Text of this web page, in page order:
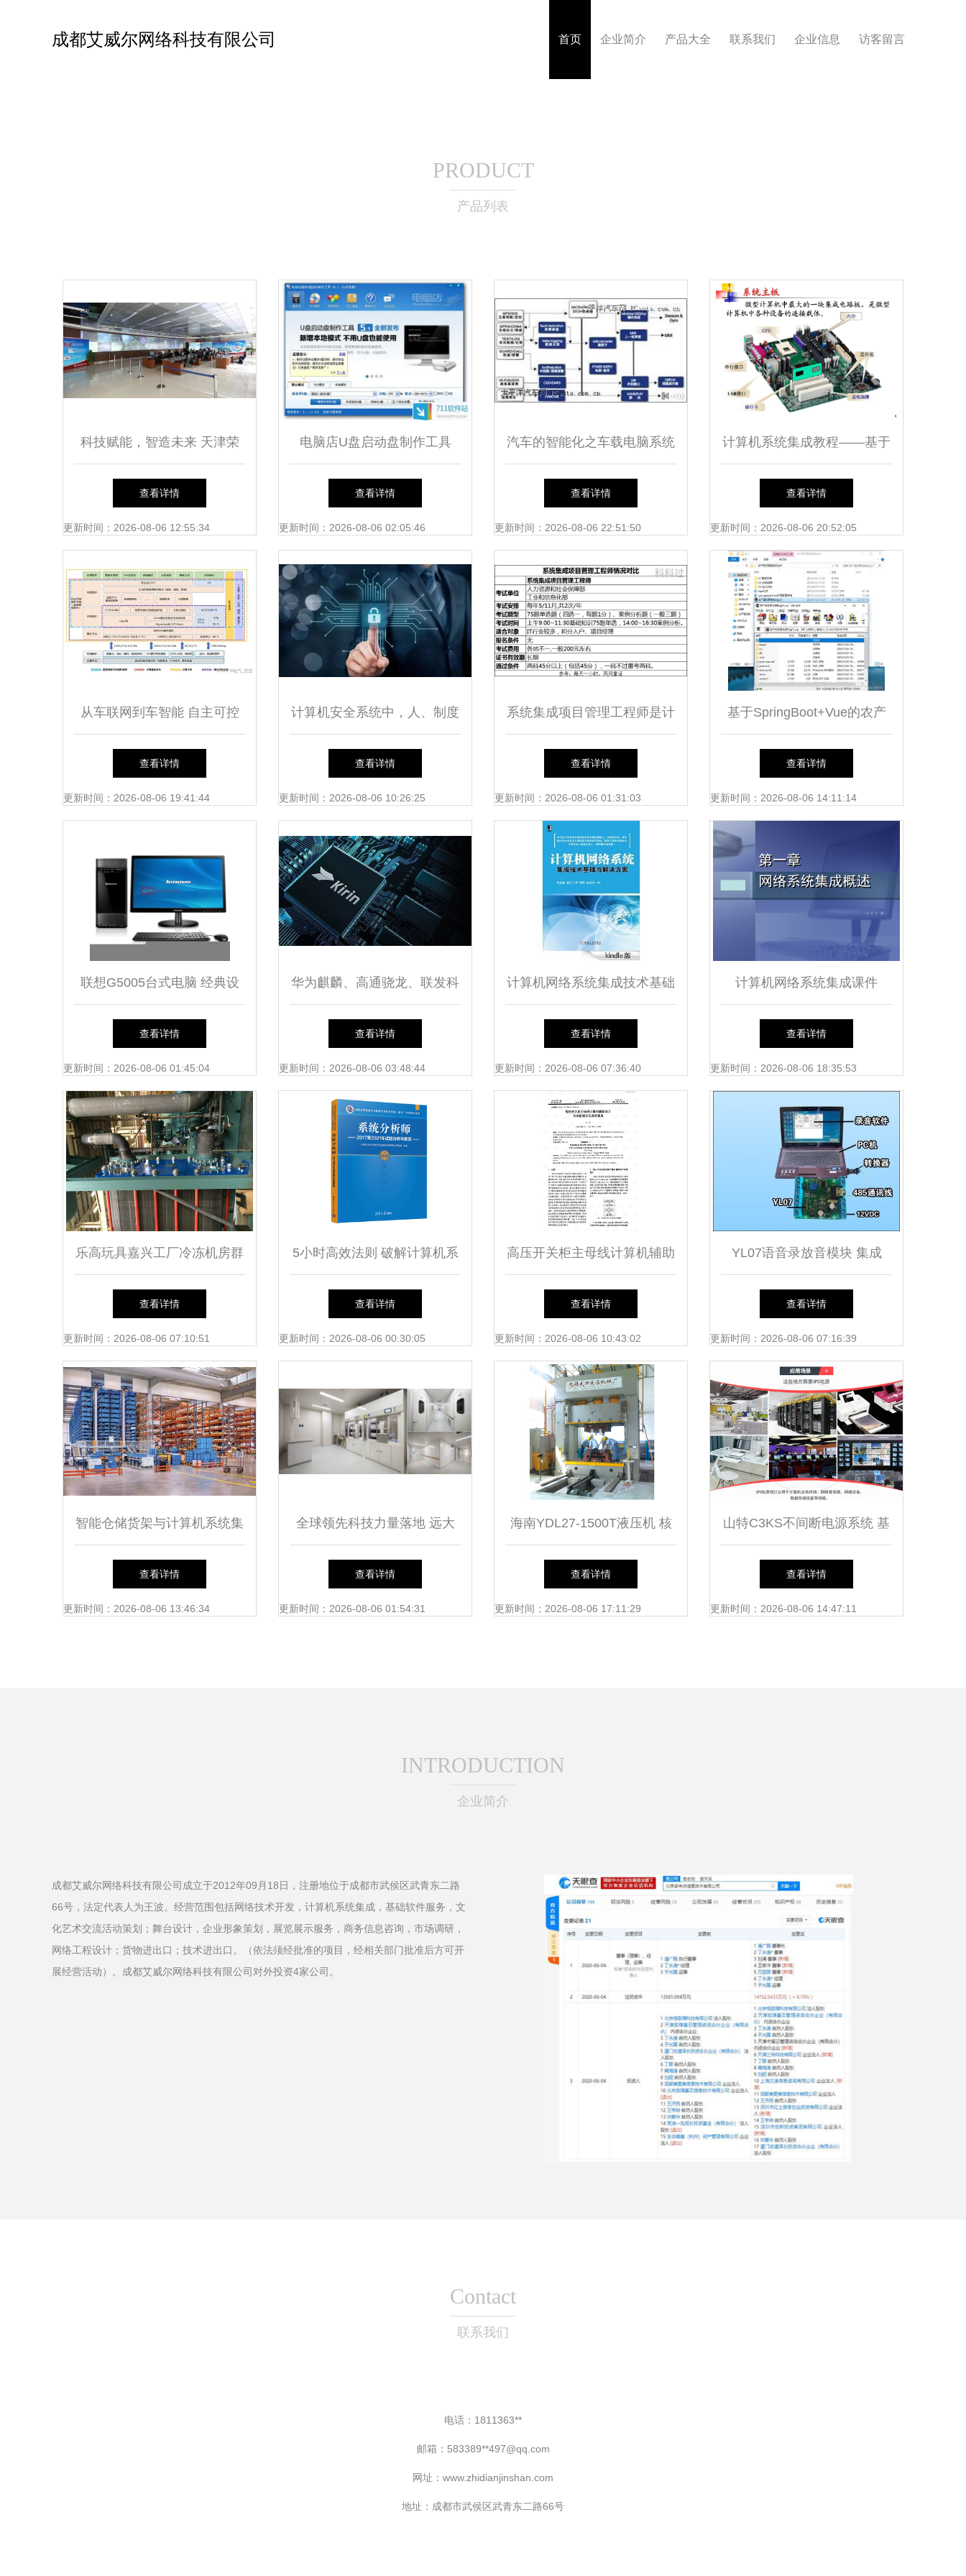
成都艾威尔网络科技有限公司 首页 企业简介 产品大全 联系我们 企业信息 访客留言
PRODUCT
产品列表
科技赋能，智造未来 天津荣
程联合钢铁集团计算机系统集
成三十载巡礼
查看详情
更新时间：2026-08-06 12:55:34
电脑店U盘启动盘制作工具
v5.1 官方安装版使用指南
查看详情
更新时间：2026-08-06 02:05:46
汽车的智能化之车载电脑系统
介绍与应用 – 计算机系统集成
查看详情
更新时间：2026-08-06 22:51:50
计算机系统集成教程——基于
《计算机基础》第二章教案设
计
查看详情
更新时间：2026-08-06 20:52:05
从车联网到车智能 自主可控
智能网联汽车操作系统的底层
基石
查看详情
更新时间：2026-08-06 19:41:44
计算机安全系统中，人、制度
与技术的关系解析
查看详情
更新时间：2026-08-06 10:26:25
系统集成项目管理工程师是计
算机二级吗？揭秘两者区别与
联系
查看详情
更新时间：2026-08-06 01:31:03
基于SpringBoot+Vue的农产
品托管系统设计与计算机系统
集成实践
查看详情
更新时间：2026-08-06 14:11:14
联想G5005台式电脑 经典设
计与日常办公的务实之选
查看详情
更新时间：2026-08-06 01:45:04
华为麒麟、高通骁龙、联发科
曦力 计算机系统集成视角的
深度对比
查看详情
更新时间：2026-08-06 03:48:44
计算机网络系统集成技术基础
与解决方案
查看详情
更新时间：2026-08-06 07:36:40
计算机网络系统集成课件
PPTs解析 基础软件服务篇
查看详情
更新时间：2026-08-06 18:35:53
乐高玩具嘉兴工厂冷冻机房群
控系统与计算机系统集成分析
查看详情
更新时间：2026-08-06 07:10:51
5小时高效法则 破解计算机系
统集成项目管理之道
查看详情
更新时间：2026-08-06 00:30:05
高压开关柜主母线计算机辅助
设计系统的建立及系统集成
查看详情
更新时间：2026-08-06 10:43:02
YL07语音录放音模块 集成
485通信的智能报警与提示解
决方案
查看详情
更新时间：2026-08-06 07:16:39
智能仓储货架与计算机系统集
成 提升现代物流效率的黄金
组合
查看详情
更新时间：2026-08-06 13:46:34
全球领先科技力量落地 远大
医药全球首创“零辐射”智能核
药工厂获甲级辐安证，引领产
查看详情
更新时间：2026-08-06 01:54:31
海南YDL27-1500T液压机 核
心基础软件服务解析与价值
查看详情
更新时间：2026-08-06 17:11:29
山特C3KS不间断电源系统 基
础软件服务详解
查看详情
更新时间：2026-08-06 14:47:11
INTRODUCTION
企业简介
成都艾威尔网络科技有限公司成立于2012年09月18日，注册地位于成都市武侯区武青东二路
66号，法定代表人为王波。经营范围包括网络技术开发，计算机系统集成，基础软件服务，文
化艺术交流活动策划；舞台设计，企业形象策划，展览展示服务，商务信息咨询，市场调研，
网络工程设计；货物进出口；技术进出口。（依法须经批准的项目，经相关部门批准后方可开
展经营活动）。成都艾威尔网络科技有限公司对外投资4家公司。
Contact
联系我们
电话：1811363**
邮箱：583389**497@qq.com
网址： www.zhidianjinshan.com
地址：成都市武侯区武青东二路66号